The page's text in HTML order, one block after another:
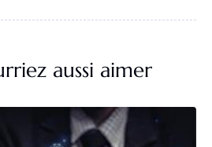
aussi aimer